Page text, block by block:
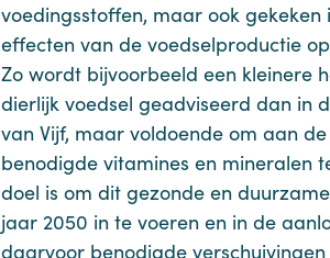
voedingsstoffen, maar ook gekeken
effecten van de voedselproductie
Zo wordt bijvoorbeeld een kleinere
dierlijk voedsel geadviseerd dan in
van Vijf, maar voldoende om aan
benodigde vitamines en mineralen
doel is om dit gezonde en
jaar 2050 in te voeren en in de
daarvoor benodigde